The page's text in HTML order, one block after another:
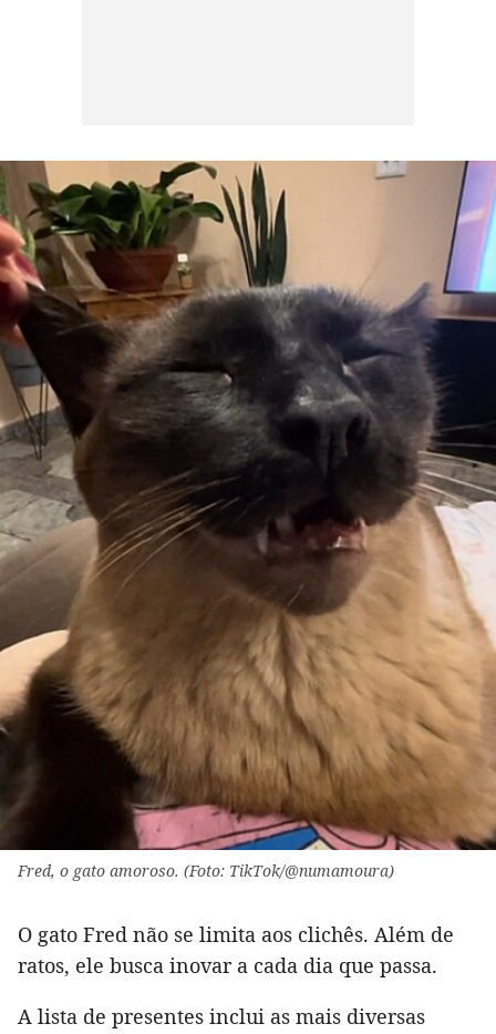
Fred, o gato amoroso. (Foto: TikTok/@numamoura)
O gato Fred não se limita aos clichês. Além de
ratos, ele busca inovar a cada dia que passa.
A lista de presentes inclui as mais diversas